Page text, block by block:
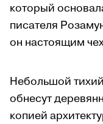
который
писателя
он настоящим
Небольшой
обнесут
копией